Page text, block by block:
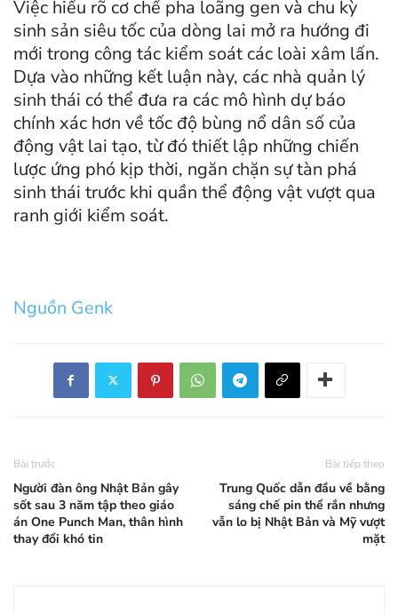
Việc hiểu rõ cơ chế pha loãng gen và chu kỳ
sinh sản siêu tốc của dòng lai mở ra hướng đi
mới trong công tác kiểm soát các loài xâm lấn.
Dựa vào những kết luận này, các nhà quản lý
sinh thái có thể đưa ra các mô hình dự báo
chính xác hơn về tốc độ bùng nổ dân số của
động vật lai tạo, từ đó thiết lập những chiến
lược ứng phó kịp thời, ngăn chặn sự tàn phá
sinh thái trước khi quần thể động vật vượt qua
ranh giới kiểm soát.
Nguồn Genk
Bài trước
Người đàn ông Nhật Bản gây
sốt sau 3 năm tập theo giáo
án One Punch Man, thân hình
thay đổi khó tin
Bài tiếp theo
Trung Quốc dẫn đầu về bằng
sáng chế pin thể rắn nhưng
vẫn lo bị Nhật Bản và Mỹ vượt
mặt